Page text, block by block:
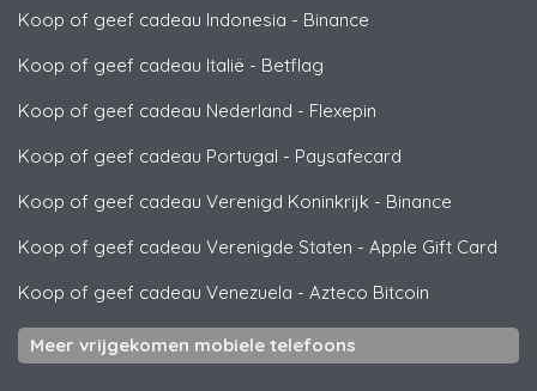
Koop of geef cadeau Indonesia - Binance
Koop of geef cadeau Italië - Betflag
Koop of geef cadeau Nederland - Flexepin
Koop of geef cadeau Portugal - Paysafecard
Koop of geef cadeau Verenigd Koninkrijk - Binance
Koop of geef cadeau Verenigde Staten - Apple Gift Card
Koop of geef cadeau Venezuela - Azteco Bitcoin
Meer vrijgekomen mobiele telefoons